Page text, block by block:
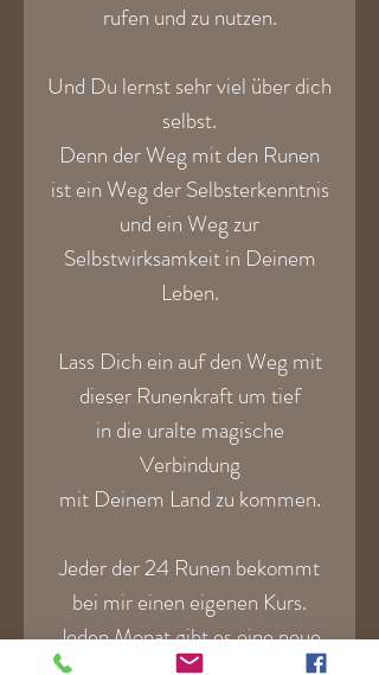
rufen und zu nutzen.
Und Du lernst sehr viel über dich
selbst.
Denn der Weg mit den Runen
ist ein Weg der Selbsterkenntnis
und ein Weg zur
Selbstwirksamkeit in Deinem
Leben.
Lass Dich ein auf den Weg mit
dieser Runenkraft um tief
in die uralte magische
Verbindung
mit Deinem Land zu kommen.
Jeder der 24 Runen bekommt
bei mir einen eigenen Kurs.
Jeden Monat gibt es eine neue